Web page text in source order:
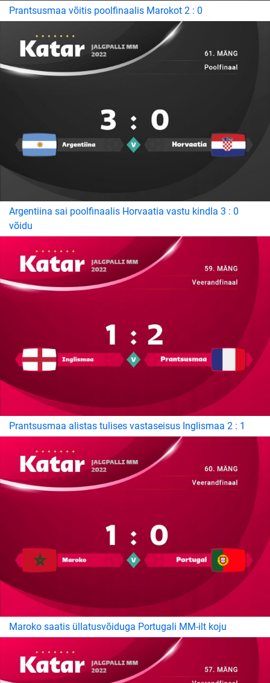
Prantsusmaa võitis poolfinaalis Marokot 2 : 0
Argentiina sai poolfinaalis Horvaatia vastu kindla 3 : 0
võidu
Prantsusmaa alistas tulises vastaseisus Inglismaa 2 : 1
Maroko saatis üllatusvõiduga Portugali MM-ilt koju